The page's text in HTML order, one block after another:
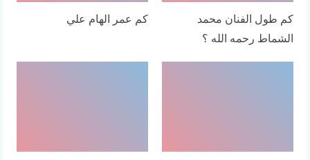
كم طول الفنان محمد
الشماط رحمه الله ؟
كم عمر الهام علي